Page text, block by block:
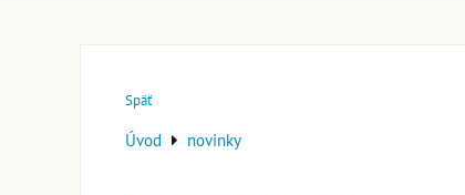
Späť
Úvod
novinky